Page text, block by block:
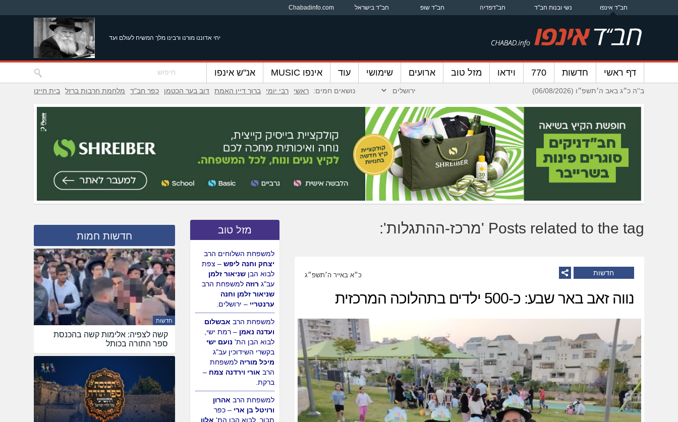
חב"ד אינפו נשי ובנות חב"ד חב"דפדיה חב"ד שופ חב"ד בישראל Chabadinfo.com
יחי אדוננו מורנו ורבינו מלך המשיח לעולם ועד
דף ראשי חדשות 770 וידאו מזל טוב ארועים שימושי עוד אינפו MUSIC אנ"ש אינפו
ב''ה כ״ג באב ה׳תשפ״ו (06/08/2026) נושאים חמים: ראשי רבי יומי ברוך דיין האמת דוב בער הכטמן כפר חב"ד מלחמת חרבות ברזל בית חיינו
Posts related to the tag 'מרכז-ההתגלות':
חדשות כ״א באייר ה׳תשפ״ג
נווה זאב באר שבע: כ-500 ילדים בתהלוכה המרכזית
מזל טוב
למשפחת הרבמשה
ורעייתו נחמיאס– נחלת
הר חב"ד, לרגל הולדת
הבת.
למשפחת השלוחים הרב
יצחק וחנה ליפש– צפת
לבוא הבן שניאור זלמן
עב"גרוזהלמשפחת הרב
שניאור זלמן וחנה
ערנטריי– ירושלים.
למשפחת הרבאבשלום
ועדנה נאמן
לבוא הבן הת'נועם ישי
בקשרי השידוכין עב"ג
מיכל מוריהלמשפחת
הרבאורי וירדנה צמח–
חדשות חמות
חדשות
קשה לצפיה: אלימות קשה בהכנסת
ספר התורה בכותל